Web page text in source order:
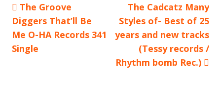
Beitragsnavigation
Vorheriger
Beitrag:
The Groove
Diggers That’ll Be
Me O-HA Records 341
Single
Nächster
Beitrag
The Cadcatz Many
Styles of- Best of 25
years and new tracks
(Tessy records /
Rhythm bomb Rec.)